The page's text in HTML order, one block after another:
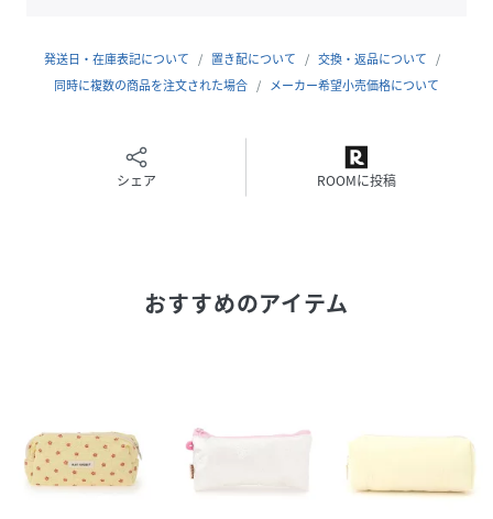
発送日・在庫表記について 置き配について
交換・返品について
同時に複数の商品を注文された場合
メーカー希望小売価格について
シェア ROOMに投稿
おすすめのアイテム